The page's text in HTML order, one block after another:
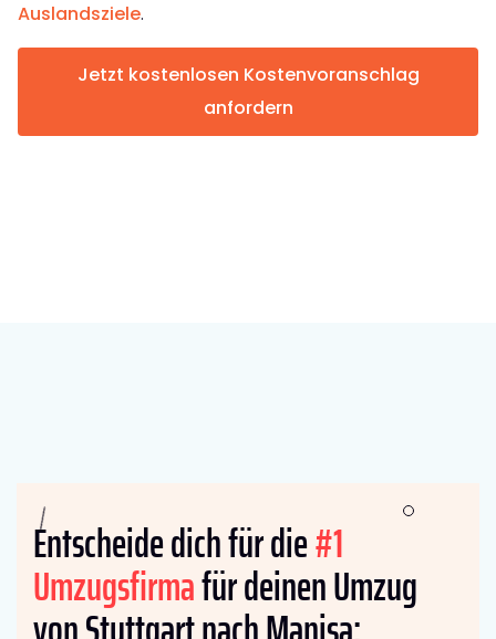
Auslandsziele.
Jetzt kostenlosen Kostenvoranschlag
anfordern
Entscheide dich für die#1
Umzugsfirmafür deinen Umzug